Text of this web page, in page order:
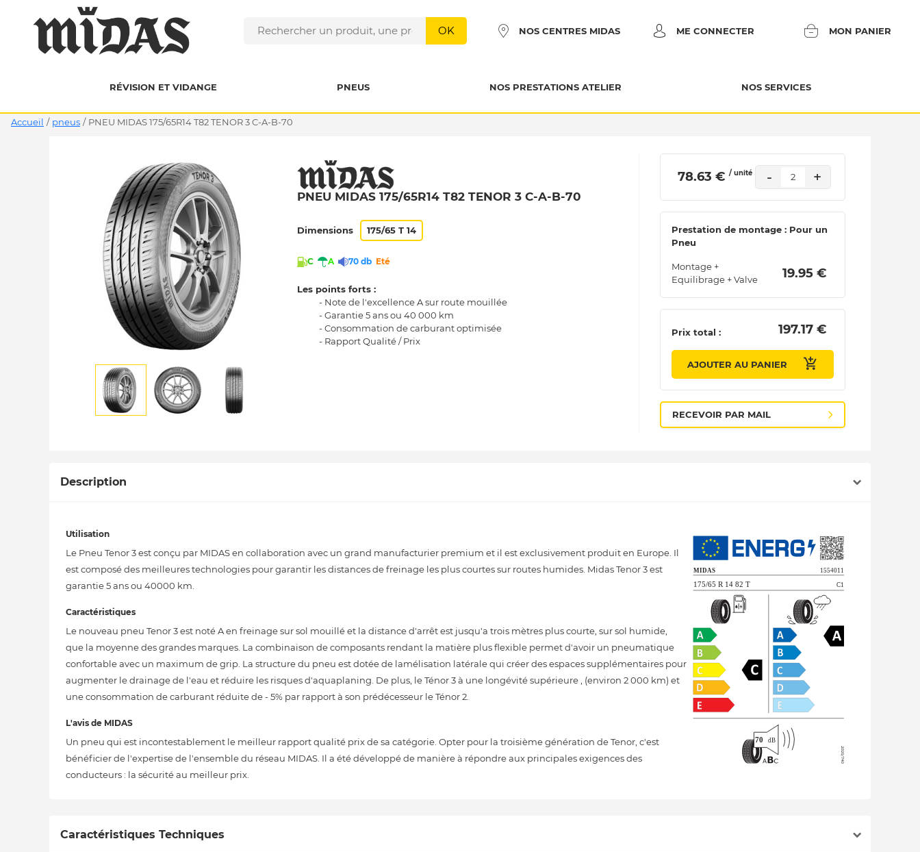
OK NOS CENTRES MIDAS ME CONNECTER MON PANIER
RÉVISION ET VIDANGE PNEUS NOS PRESTATIONS ATELIER NOS SERVICES
Accueil / pneus / PNEU MIDAS 175/65R14 T82 TENOR 3 C-A-B-70
PNEU MIDAS 175/65R14 T82 TENOR 3 C-A-B-70
Dimensions 175/65 T 14
C A 70 db Eté
Les points forts :
- Note de l'excellence A sur route mouillée
- Garantie 5 ans ou 40 000 km
- Consommation de carburant optimisée
- Rapport Qualité / Prix
78.63 € / unité - 2 +
Prestation de montage : Pour un
Pneu
Montage +
Equilibrage + Valve
19.95 €
Prix total : 197.17 €
AJOUTER AU PANIER
RECEVOIR PAR MAIL
Description
Utilisation
Le Pneu Tenor 3 est conçu par MIDAS en collaboration avec un grand manufacturier premium et il est exclusivement produit en Europe. Il
est composé des meilleures technologies pour garantir les distances de freinage les plus courtes sur routes humides. Midas Tenor 3 est
garantie 5 ans ou 40000 km.
Caractéristiques
Le nouveau pneu Tenor 3 est noté A en freinage sur sol mouillé et la distance d'arrêt est jusqu'a trois mètres plus courte, sur sol humide,
que la moyenne des grandes marques. La combinaison de composants rendant la matière plus flexible permet d'avoir un pneumatique
confortable avec un maximum de grip. La structure du pneu est dotée de lamélisation latérale qui créer des espaces supplémentaires pour
augmenter le drainage de l'eau et réduire les risques d'aquaplaning. De plus, le Ténor 3 à une longévité supérieure , (environ 2 000 km) et
une consommation de carburant réduite de - 5% par rapport à son prédécesseur le Ténor 2.
L'avis de MIDAS
Un pneu qui est incontestablement le meilleur rapport qualité prix de sa catégorie. Opter pour la troisième génération de Tenor, c'est
bénéficier de l'expertise de l'ensemble du réseau MIDAS. Il a été développé de manière à répondre aux principales exigences des
conducteurs : la sécurité au meilleur prix.
Caractéristiques Techniques